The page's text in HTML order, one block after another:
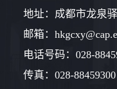
地址：成都市龙泉
邮箱：
电话号码：028-
传真：028-88459300